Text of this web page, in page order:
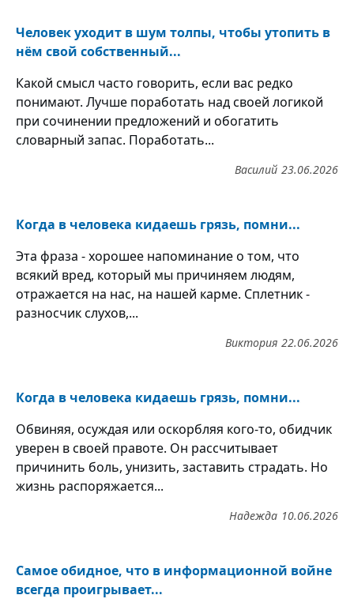
Человек уходит в шум толпы, чтобы утопить в
нём свой собственный...
Какой смысл часто говорить, если вас редко
понимают. Лучше поработать над своей логикой
при сочинении предложений и обогатить
словарный запас. Поработать...
23.06.2026
Василий
Когда в человека кидаешь грязь, помни...
Эта фраза - хорошее напоминание о том, что
всякий вред, который мы причиняем людям,
отражается на нас, на нашей карме. Сплетник -
разносчик слухов,...
22.06.2026
Виктория
Когда в человека кидаешь грязь, помни...
Обвиняя, осуждая или оскорбляя кого-то, обидчик
уверен в своей правоте. Он рассчитывает
причинить боль, унизить, заставить страдать. Но
жизнь распоряжается...
10.06.2026
Надежда
Самое обидное, что в информационной войне
всегда проигрывает...